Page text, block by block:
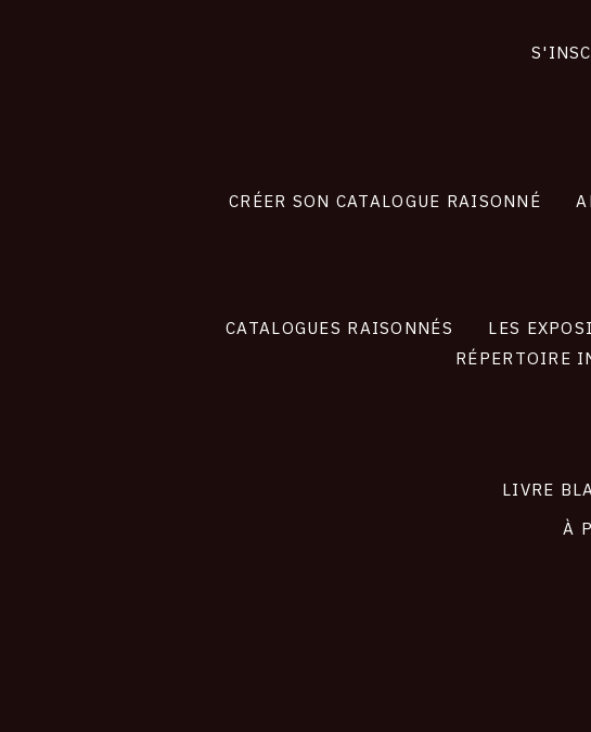
CRÉER SON CATALOGUE RAISONNÉ
CATALOGUES RAISONNÉS LES
RÉPERTOIRE
LIVRE
À